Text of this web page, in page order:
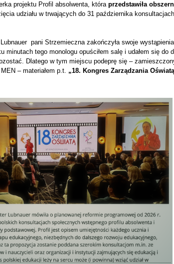
projektu Profil absolwenta, która przedstawiła
udziału w trwających do 31 października
pani Strzemieczna zakończyła swoje
tego monologu opuściłem salę i udałem się do
Dlatego w tym miejscu podeprę się –
– materiałem p.t. „18. Kongres Zarządzania